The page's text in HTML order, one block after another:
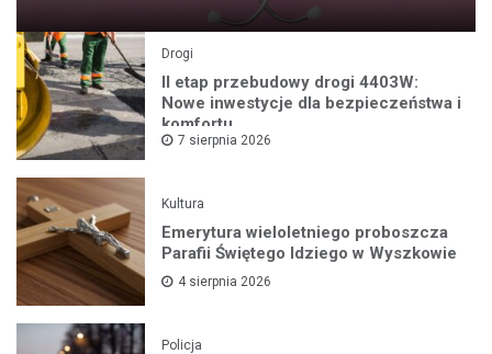
Drogi
II etap przebudowy drogi 4403W:
Nowe inwestycje dla bezpieczeństwa i
komfortu
7 sierpnia 2026
Kultura
Emerytura wieloletniego proboszcza
Parafii Świętego Idziego w Wyszkowie
4 sierpnia 2026
Policja